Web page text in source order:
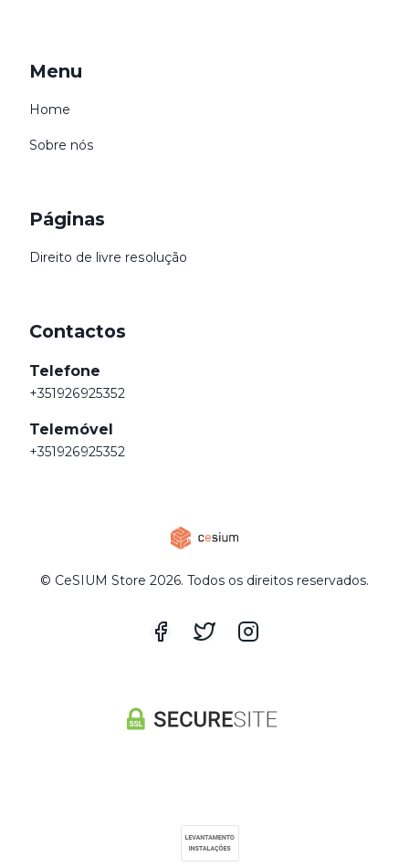
© CeSIUM Store 2026. Todos os direitos reservados.
Menu
Home
Sobre nós
Páginas
Direito de livre resolução
Contactos
Telefone
+351926925352
Telemóvel
+351926925352